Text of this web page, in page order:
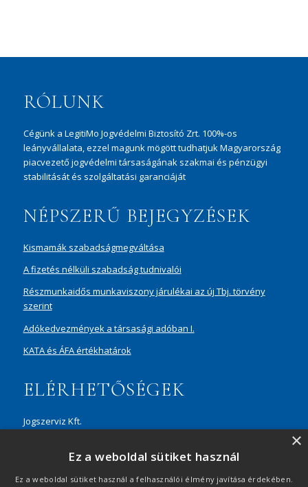
RÓLUNK
Cégünk a LegitiMo Jogvédelmi Biztosító Zrt. 100%-os
leányvállalata, ezzel magunk mögött tudhatjuk Magyarország
piacvezető jogvédelmi társaságának szakmai és pénzügyi
stabilitását és szolgáltatási garanciáját
NÉPSZERŰ BEJEGYZÉSEK
Kismamák szabadságmegváltása
A fizetés nélküli szabadság tudnivalói
Részmunkaidős munkaviszony járulékai az új Tbj. törvény
szerint
Adókedvezmények a társasági adóban I.
KATA és ÁFA értékhatárok
ELÉRHETŐSÉGEK
Jogszerviz Kft.
+36 20 429 0716
×
Ez a weboldal sütiket használ
Ez a weboldal sütiket használ a felhasználói élmény javítása érdekében.